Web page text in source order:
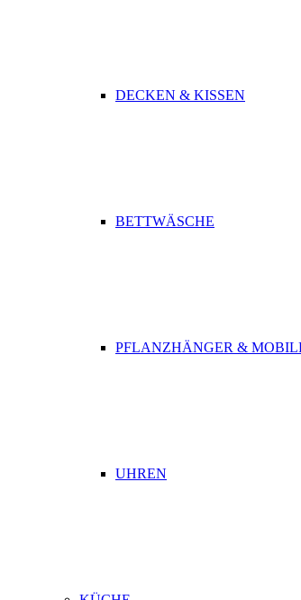
DECKEN & KISSEN
BETTWÄSCHE
PFLANZHÄNGER &
UHREN